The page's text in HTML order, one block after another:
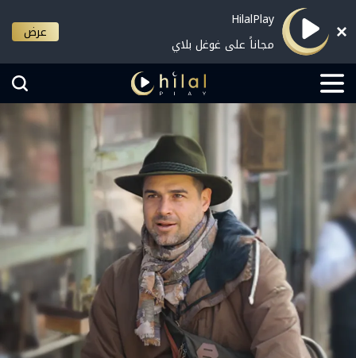
HilalPlay
مجاناً على غوغل بلاي
عرض